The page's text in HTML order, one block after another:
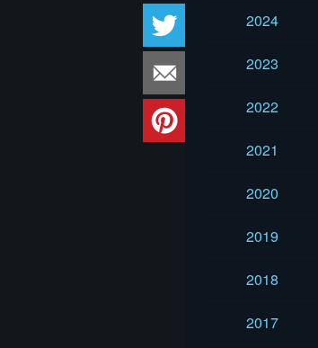
2024
2023
2022
2021
2020
2019
2018
2017